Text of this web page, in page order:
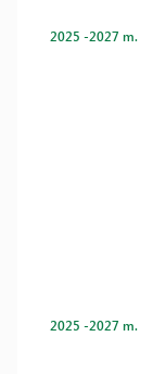
2025 -2027 m.
2025 -2027 m.